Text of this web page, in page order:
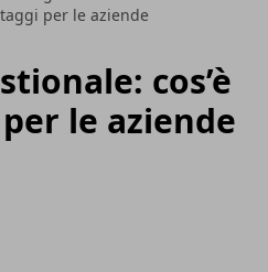
per le aziende
cos’è
le aziende